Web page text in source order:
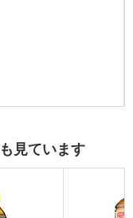
見ています